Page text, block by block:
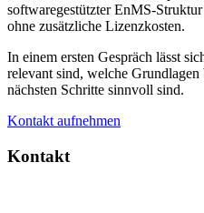
softwaregestützter EnMS-
ohne zusätzliche Lizenzkosten.
In einem ersten Gespräch lässt
relevant sind, welche Grundlagen
nächsten Schritte sinnvoll sind.
Kontakt aufnehmen
Kontakt